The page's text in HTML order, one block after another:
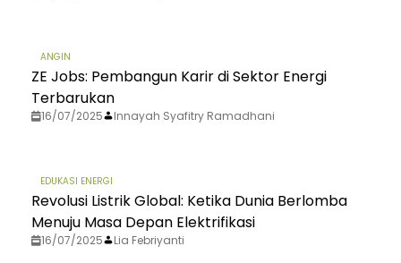
ANGIN
ZE Jobs: Pembangun Karir di Sektor Energi
Terbarukan
16/07/2025 Innayah Syafitry Ramadhani
EDUKASI ENERGI
Revolusi Listrik Global: Ketika Dunia Berlomba
Menuju Masa Depan Elektrifikasi
16/07/2025 Lia Febriyanti